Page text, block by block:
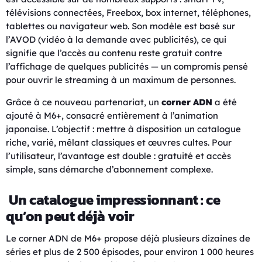
télévisions connectées, Freebox, box internet, téléphones,
tablettes ou navigateur web. Son modèle est basé sur
l’AVOD (vidéo à la demande avec publicités), ce qui
signifie que l’accès au contenu reste gratuit contre
l’affichage de quelques publicités — un compromis pensé
pour ouvrir le streaming à un maximum de personnes.
Grâce à ce nouveau partenariat, un corner ADN a été
ajouté à M6+, consacré entièrement à l’animation
japonaise. L’objectif : mettre à disposition un catalogue
riche, varié, mêlant classiques et œuvres cultes. Pour
l’utilisateur, l’avantage est double : gratuité et accès
simple, sans démarche d’abonnement complexe.
Un catalogue impressionnant : ce
qu’on peut déjà voir
Le corner ADN de M6+ propose déjà plusieurs dizaines de
séries et plus de 2 500 épisodes, pour environ 1 000 heures